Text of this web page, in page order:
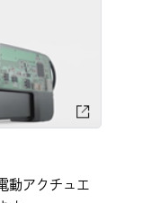
動アクチュエ